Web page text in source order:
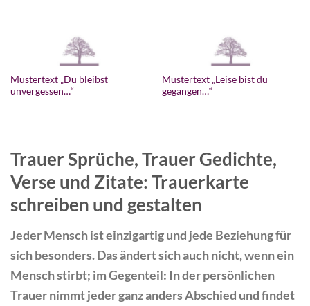
Mustertext „Du bleibst
unvergessen…“
Mustertext „Leise bist du
gegangen…“
Trauer Sprüche, Trauer Gedichte,
Verse und Zitate: Trauerkarte
schreiben und gestalten
Jeder Mensch ist einzigartig und jede Beziehung für
sich besonders. Das ändert sich auch nicht, wenn ein
Mensch stirbt; im Gegenteil: In der persönlichen
Trauer nimmt jeder ganz anders Abschied und findet